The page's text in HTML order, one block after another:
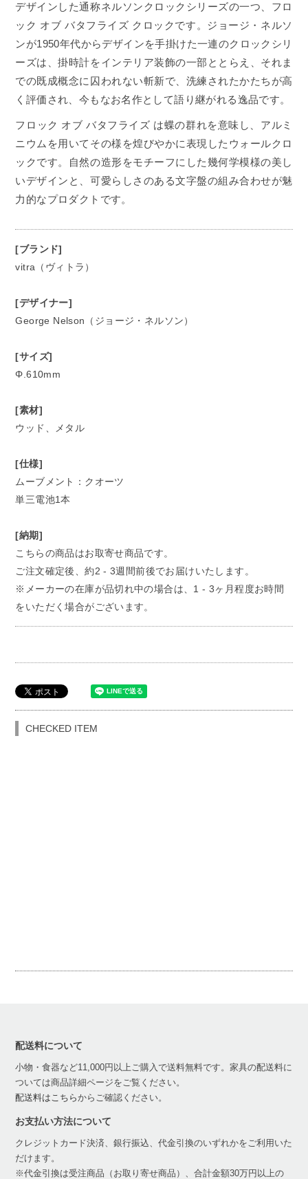
デザインした通称ネルソンクロックシリーズの一つ、フロ
ック オブ バタフライズ クロックです。ジョージ・ネルソ
ンが1950年代からデザインを手掛けた一連のクロックシリ
ーズは、掛時計をインテリア装飾の一部ととらえ、それま
での既成概念に囚われない斬新で、洗練されたかたちが高
く評価され、今もなお名作として語り継がれる逸品です。
フロック オブ バタフライズ は蝶の群れを意味し、アルミ
ニウムを用いてその様を煌びやかに表現したウォールクロ
ックです。自然の造形をモチーフにした幾何学模様の美し
いデザインと、可愛らしさのある文字盤の組み合わせが魅
力的なプロダクトです。
[ブランド]
vitra（ヴィトラ）
[デザイナー]
George Nelson（ジョージ・ネルソン）
[サイズ]
Φ.610mm
[素材]
ウッド、メタル
[仕様]
ムーブメント：クオーツ
単三電池1本
[納期]
こちらの商品はお取寄せ商品です。
ご注文確定後、約2 - 3週間前後でお届けいたします。
※メーカーの在庫が品切れ中の場合は、1 - 3ヶ月程度お時間
をいただく場合がございます。
CHECKED ITEM
配送料について
小物・食器など11,000円以上ご購入で送料無料です。家具の配送料に
ついては商品詳細ページをご覧ください。
配送料はこちらからご確認ください。
お支払い方法について
クレジットカード決済、銀行振込、代金引換のいずれかをご利用いた
だけます。
※代金引換は受注商品（お取り寄せ商品）、合計金額30万円以上の